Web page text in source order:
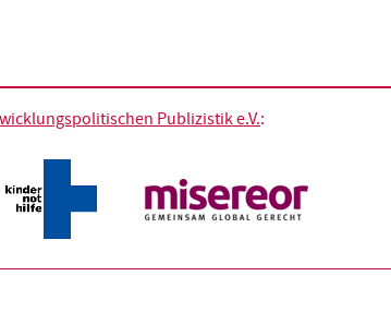
Publizistik e.V.: